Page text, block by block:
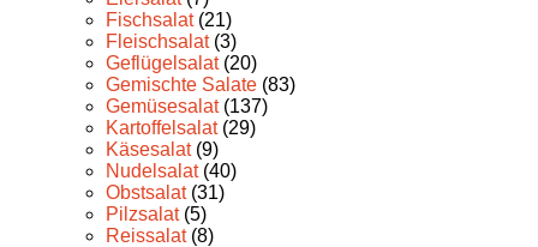
Fischsalat(21)
Fleischsalat(3)
Geflügelsalat(20)
Gemischte Salate (83)
Gemüsesalat(137)
Kartoffelsalat(29)
Käsesalat(9)
Nudelsalat(40)
Obstsalat(31)
Pilzsalat(5)
Reissalat(8)